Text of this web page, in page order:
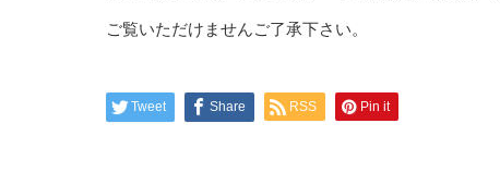
ご覧いただけませんご了承下さい。
Tweet Share RSS Pin it